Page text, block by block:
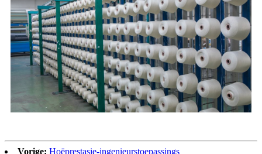
Vorige: Hoëprestasie-ingenieurstoepassings